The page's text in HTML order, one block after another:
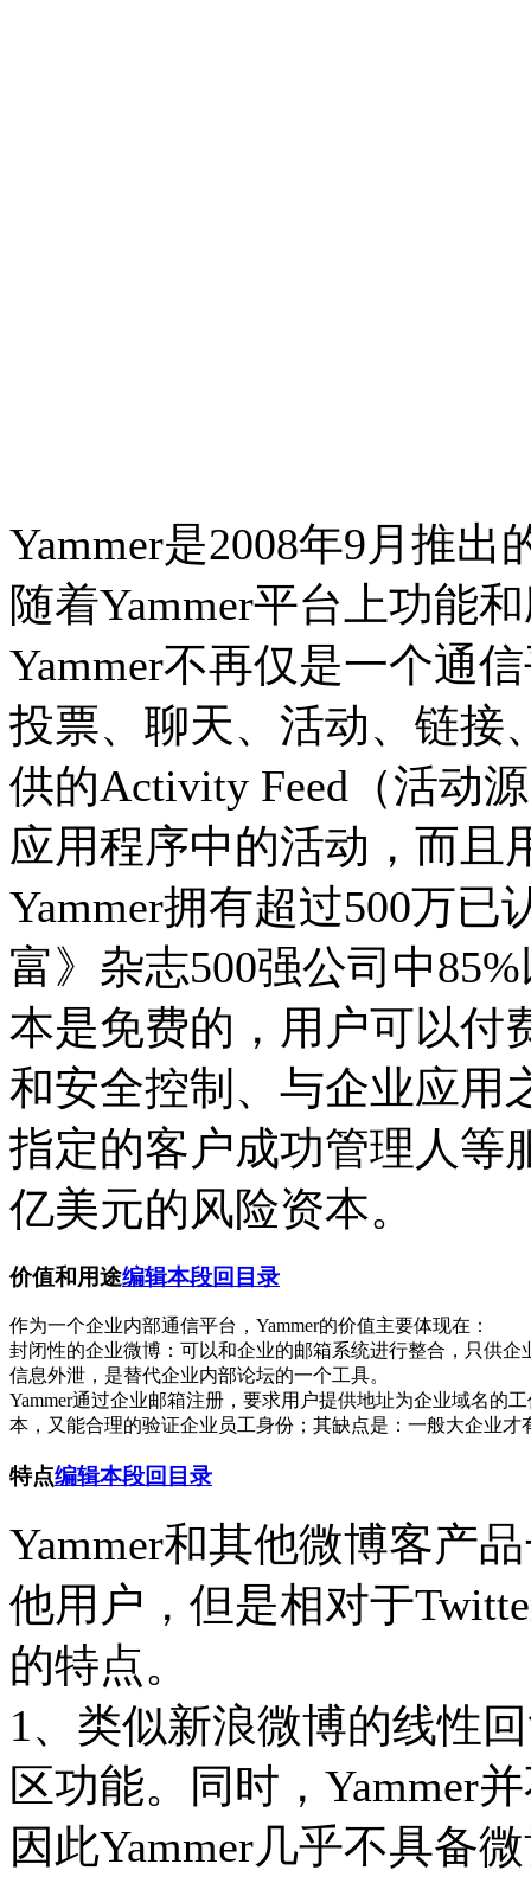
Yammer是2008年9月推
随着Yammer平台上功能
Yammer不再仅是一个通
投票、聊天、活动、链接
供的Activity Feed（活动
应用程序中的活动，而且
Yammer拥有超过500万
富》杂志500强公司中
本是免费的，用户可以付
和安全控制、与企业应用
指定的客户成功管理人等
亿美元的风险资本。
价值和用途编辑本段回目录
作为一个企业内部通信平台，Yammer的价值主要体现在：
封闭性的企业微博：可以和企业的邮箱系统进行整合，只供
信息外泄，是替代企业内部论坛的一个工具。
Yammer通过企业邮箱注册，要求用户提供地址为企业域名的
本，又能合理的验证企业员工身份；其缺点是：一般大企业
特点编辑本段回目录
Yammer和其他微博客产
他用户，但是相对于
的特点。
1、类似新浪微博的线性
区功能。同时，Yammer
因此Yammer几乎不具备